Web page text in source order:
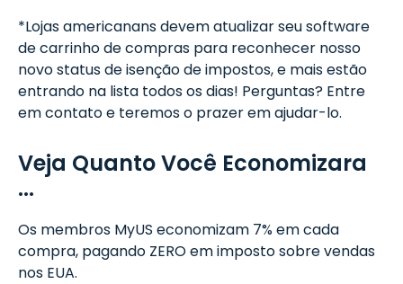
*Lojas americanans devem atualizar seu software
de carrinho de compras para reconhecer nosso
novo status de isenção de impostos, e mais estão
entrando na lista todos os dias! Perguntas? Entre
em contato e teremos o prazer em ajudar-lo.
Veja Quanto Você Economizara
...
Os membros MyUS economizam 7% em cada
compra, pagando ZERO em imposto sobre vendas
nos EUA.